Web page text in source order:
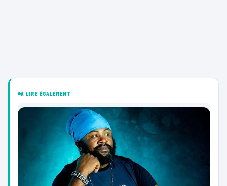
À LIRE ÉGALEMENT